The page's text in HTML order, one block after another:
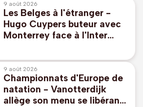
9 août 2026
Les Belges à l'étranger -
Hugo Cuypers buteur avec
Monterrey face à l'Inter
9 août 2026
Championnats d'Europe de
natation - Vanotterdijk
allège son menu se libérant